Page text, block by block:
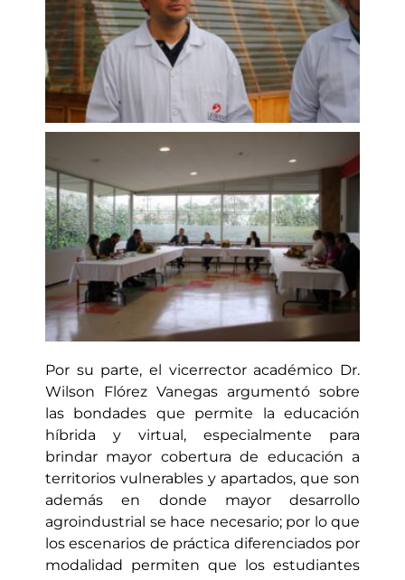
Por su parte, el vicerrector académico Dr.
Wilson Flórez Vanegas argumentó sobre
las bondades que permite la educación
híbrida y virtual, especialmente para
brindar mayor cobertura de educación a
territorios vulnerables y apartados, que son
además en donde mayor desarrollo
agroindustrial se hace necesario; por lo que
los escenarios de práctica diferenciados por
modalidad permiten que los estudiantes